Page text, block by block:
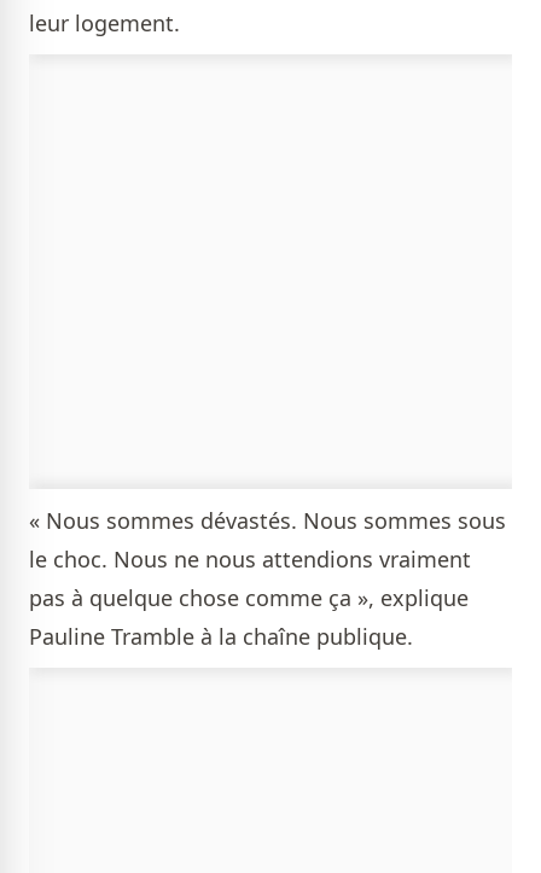
leur logement.
« Nous sommes dévastés. Nous sommes sous
le choc. Nous ne nous attendions vraiment
pas à quelque chose comme ça », explique
Pauline Tramble à la chaîne publique.